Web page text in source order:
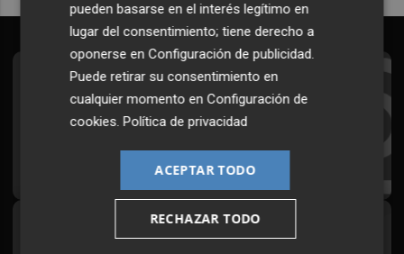
Suscríbete al Boletín
Todos los días a primera hora en tu email
Síguenos en redes
pueden basarse en el interés legítimo en
lugar del consentimiento; tiene derecho a
oponerse enConfiguración de publicidad.
Puede retirar su consentimiento en
cualquier momento enConfiguración de
cookies.Política de privacidad
ACEPTAR TODO
RECHAZAR TODO